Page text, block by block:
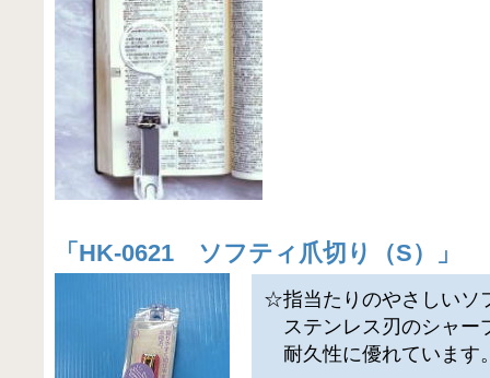
「 HK-0621 ソフティ爪切り（S） 」
☆指当たりのやさしいソ
ステンレス刃のシャー
耐久性に優れています